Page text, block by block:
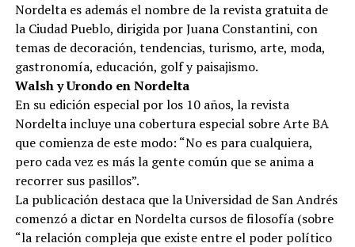
Nordelta es además el nombre de la revista gratuita de
la Ciudad Pueblo, dirigida por Juana Constantini, con
temas de decoración, tendencias, turismo, arte, moda,
gastronomía, educación, golf y paisajismo.
Walsh y Urondo en Nordelta
En su edición especial por los 10 años, la revista
Nordelta incluye una cobertura especial sobre Arte BA
que comienza de este modo: “No es para cualquiera,
pero cada vez es más la gente común que se anima a
recorrer sus pasillos”.
La publicación destaca que la Universidad de San Andrés
comenzó a dictar en Nordelta cursos de filosofía (sobre
“la relación compleja que existe entre el poder político